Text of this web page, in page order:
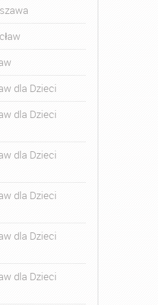
dla Dzieci
dla Dzieci
dla Dzieci
dla Dzieci
dla Dzieci
dla Dzieci